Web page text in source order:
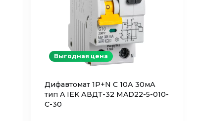
Дифавтомат 1P+N C 10А 30мА
тип A IEK АВДТ-32 MAD22-5-010-
C-30
Выгодная цена